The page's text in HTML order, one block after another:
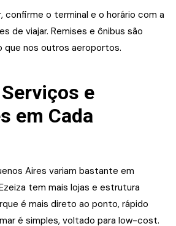
confirme o terminal e o horário com a
de viajar. Remises e ônibus são
que nos outros aeroportos.
e
em Cada
Aires variam bastante em
tem mais lojas e estrutura
é mais direto ao ponto, rápido
é simples, voltado para low-cost.